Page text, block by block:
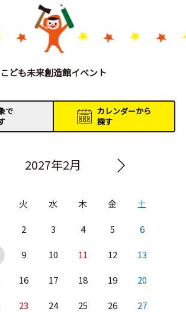
せ
こども未来創造館イベント
で
カレンダーから
探す
2027年2月
火 水 木 金 土
2 3 4 5 6
9 10 11 12 13
16 17 18 19 20
23 24 25 26 27